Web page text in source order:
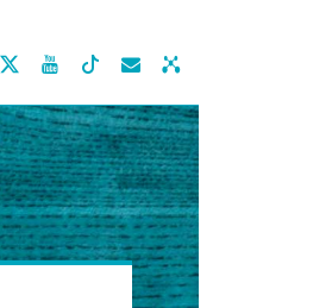
  